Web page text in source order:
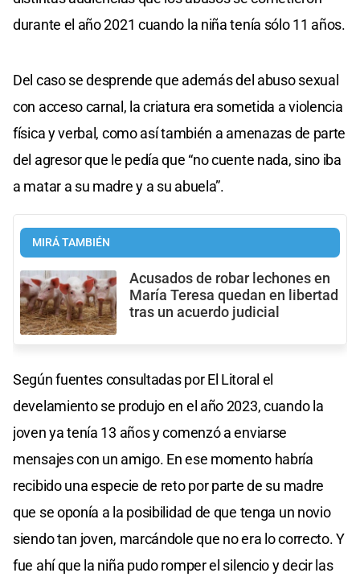
durante el año 2021 cuando la niña tenía sólo 11 años.
Del caso se desprende que además del abuso sexual
con acceso carnal, la criatura era sometida a violencia
física y verbal, como así también a amenazas de parte
del agresor que le pedía que “no cuente nada, sino iba
a matar a su madre y a su abuela”.
MIRÁ TAMBIÉN
Acusados de robar lechones en
María Teresa quedan en libertad
tras un acuerdo judicial
Según fuentes consultadas por El Litoral el
develamiento se produjo en el año 2023, cuando la
joven ya tenía 13 años y comenzó a enviarse
mensajes con un amigo. En ese momento habría
recibido una especie de reto por parte de su madre
que se oponía a la posibilidad de que tenga un novio
siendo tan joven, marcándole que no era lo correcto. Y
fue ahí que la niña pudo romper el silencio y decir las